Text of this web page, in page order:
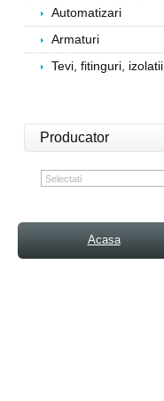
Automatizari
Armaturi
Tevi, fitinguri, izolatii
Producator
Acasa